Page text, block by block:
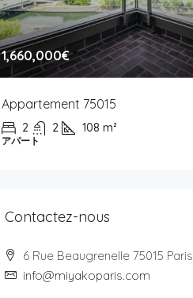
1,660,000€
Appartement 75015
2 2 108 m²
アパート
Contactez-nous
6 Rue Beaugrenelle 75015 Paris
info@miyakoparis.com